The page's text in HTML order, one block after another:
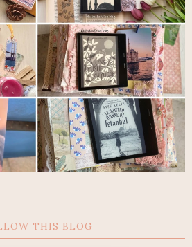
THIS BLOG